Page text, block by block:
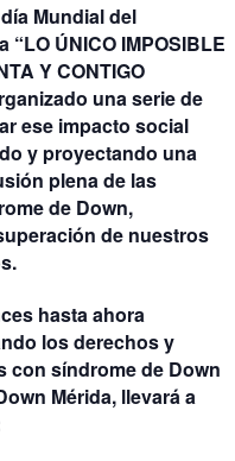
Mundial del
“LO ÚNICO IMPOSIBLE
Y CONTIGO
una serie de
ese impacto social
y proyectando una
plena de las
de Down,
de nuestros
hasta ahora
los derechos y
con síndrome de Down
Mérida, llevará a